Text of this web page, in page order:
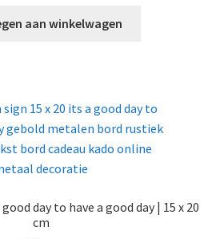
aan winkelwagen
day to have a good day | 15 x 20
cm